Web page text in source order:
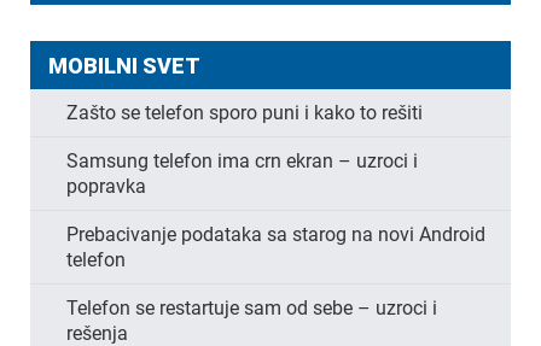
MOBILNI SVET
Zašto se telefon sporo puni i kako to rešiti
Samsung telefon ima crn ekran – uzroci i
popravka
Prebacivanje podataka sa starog na novi Android
telefon
Telefon se restartuje sam od sebe – uzroci i
rešenja